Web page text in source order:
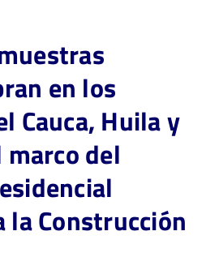
en los
Cauca, Huila y
del
la Construcción